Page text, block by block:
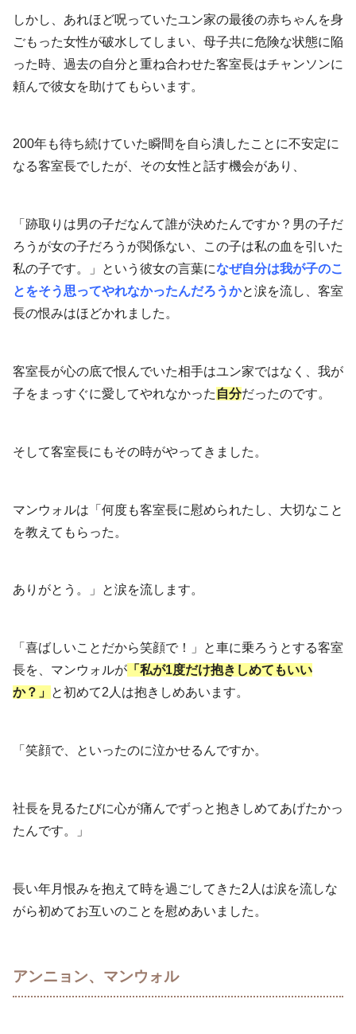
しかし、あれほど呪っていたユン家の最後の赤ちゃんを身
ごもった女性が破水してしまい、母子共に危険な状態に陥
った時、過去の自分と重ね合わせた客室長はチャンソンに
頼んで彼女を助けてもらいます。
200年も待ち続けていた瞬間を自ら潰したことに不安定に
なる客室長でしたが、その女性と話す機会があり、
「跡取りは男の子だなんて誰が決めたんですか？男の子だ
ろうが女の子だろうが関係ない、この子は私の血を引いた
私の子です。」という彼女の言葉になぜ自分は我が子のこ
とをそう思ってやれなかったんだろうかと涙を流し、客室
長の恨みはほどかれました。
客室長が心の底で恨んでいた相手はユン家ではなく、我が
子をまっすぐに愛してやれなかった 自分だったのです。
そして客室長にもその時がやってきました。
マンウォルは「何度も客室長に慰められたし、大切なこと
を教えてもらった。
ありがとう。」と涙を流します。
「喜ばしいことだから笑顔で！」と車に乗ろうとする客室
長を、マンウォルが 「私が1度だけ抱きしめてもいい
か？」 と初めて2人は抱きしめあいます。
「笑顔で、といったのに泣かせるんですか。
社長を見るたびに心が痛んでずっと抱きしめてあげたかっ
たんです。」
長い年月恨みを抱えて時を過ごしてきた2人は涙を流しな
がら初めてお互いのことを慰めあいました。
アンニョン、マンウォル